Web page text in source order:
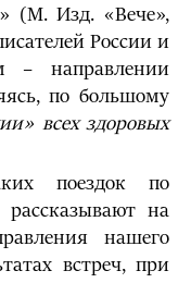
(М. Изд. «Вече»,
России и
– направлении
по большому
всех здоровых
поездок по
на
нашего
встреч, при